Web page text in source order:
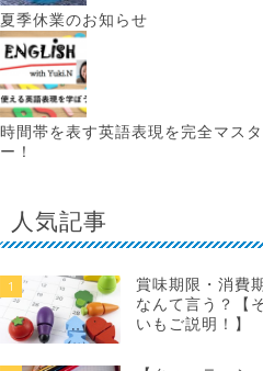
夏季休業のお知らせ
時間帯を表す英語表現を完全マスタ
ー！
人気記事
1
賞味期限・消費
なんて言う？【
いもご説明！】